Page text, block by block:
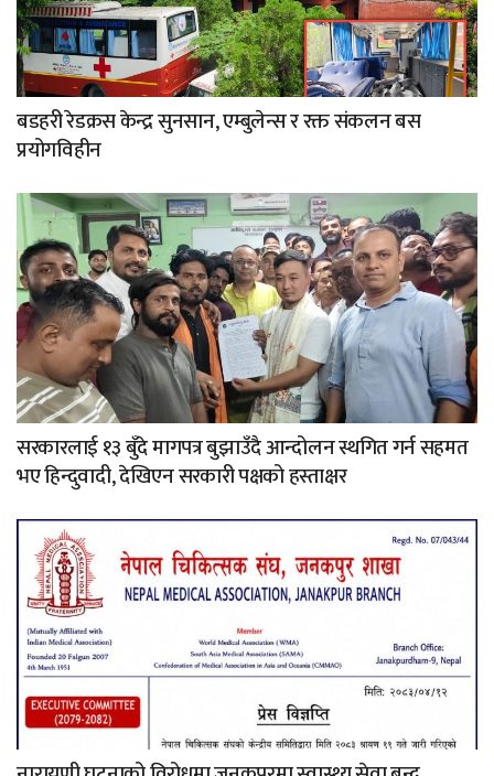
बडहरी रेडक्रस केन्द्र सुनसान, एम्बुलेन्स र रक्त संकलन बस
प्रयोगविहीन
सरकारलाई १३ बुँदे मागपत्र बुझाउँदै आन्दोलन स्थगित गर्न सहमत
भए हिन्दुवादी, देखिएन सरकारी पक्षको हस्ताक्षर